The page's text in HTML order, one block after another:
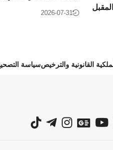
2026-07-31
القانونية والترخيصسياسة